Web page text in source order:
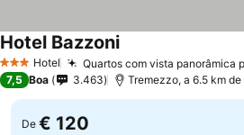
3 EstrelasHotel Quartos com vista panorâmica
Hotel Bazzoni
7,5 Boa 3.463 Tremezzo, a 6.5 km
De € 120